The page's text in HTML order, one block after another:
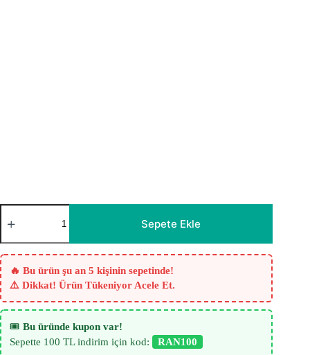
Blueno
Modern
Tül
Perde
–
Toz
Mavi
adet
Sepete Ekle
🔥 Bu ürün şu an 5 kişinin sepetinde!
⚠️ Dikkat! Ürün Tükeniyor Acele Et.
🎟️ Bu üründe kupon var!
Sepette 100 TL indirim için kod:
RAN100